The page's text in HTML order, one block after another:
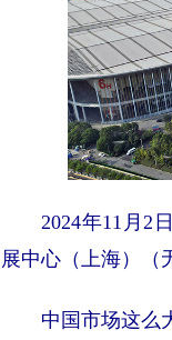
2024年11月2
展中心（上海）（
中国市场这么